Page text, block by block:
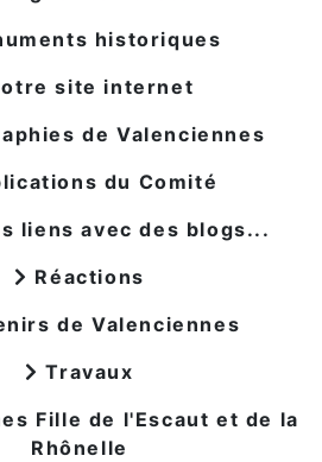
historiques
site internet
de Valenciennes
du Comité
liens avec des blogs...
Réactions
de Valenciennes
Travaux
Fille de l'Escaut et de la
Rhônelle